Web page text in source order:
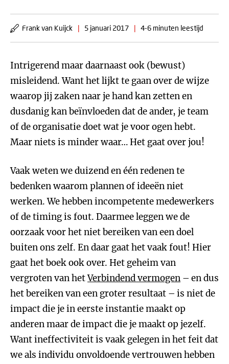
Frank van Kuijck | 5 januari 2017 | 4-6 minuten leestijd
Intrigerend maar daarnaast ook (bewust)
misleidend. Want het lijkt te gaan over de wijze
waarop jij zaken naar je hand kan zetten en
dusdanig kan beïnvloeden dat de ander, je team
of de organisatie doet wat je voor ogen hebt.
Maar niets is minder waar… Het gaat over jou!
Vaak weten we duizend en één redenen te
bedenken waarom plannen of ideeën niet
werken. We hebben incompetente medewerkers
of de timing is fout. Daarmee leggen we de
oorzaak voor het niet bereiken van een doel
buiten ons zelf. En daar gaat het vaak fout! Hier
gaat het boek ook over. Het geheim van
vergroten van hetVerbindend vermogen – en dus
het bereiken van een groter resultaat – is niet de
impact die je in eerste instantie maakt op
anderen maar de impact die je maakt op jezelf.
Want ineffectiviteit is vaak gelegen in het feit dat
we als individu onvoldoende vertrouwen hebben